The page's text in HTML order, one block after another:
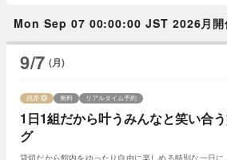
Mon Sep 07 00:00:00 JST 2026月開
9/7 (月)
1日1組だから叶うみんなと笑い合
グ
残席 無料 リアルタイム予約
貸切だから館内をゆったり自由に楽しめる特別な一日